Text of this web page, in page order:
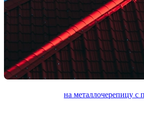
на металлочерепицу с